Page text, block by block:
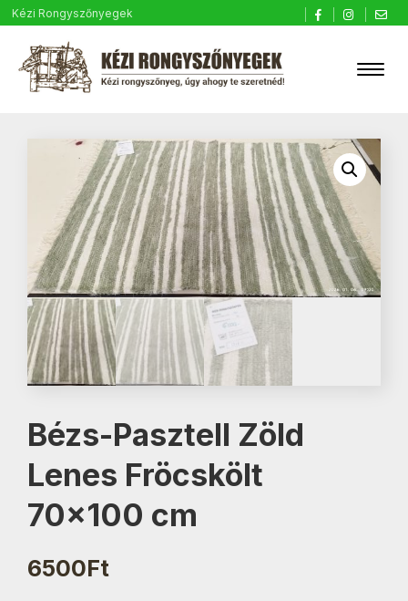
Kézi Rongyszőnyegek
Bézs-Pasztell Zöld
Lenes Fröcskölt
70×100 cm
6500Ft